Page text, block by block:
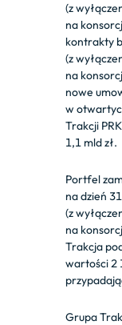
(z
na
kontrakty
(z
na
nowe
w
Trakcji
1,1 mld zł.
Portfel
na dzień
(z
na
Trakcja
wartości 2
Grupa